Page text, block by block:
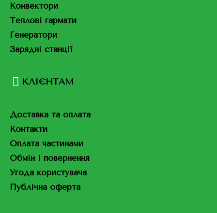
Конвектори
Теплові гармати
Генератори
Зарядні станції
КЛІЄНТАМ
Доставка та оплата
Контакти
Оплата частинами
Обмін і повернення
Угода користувача
Публічна оферта